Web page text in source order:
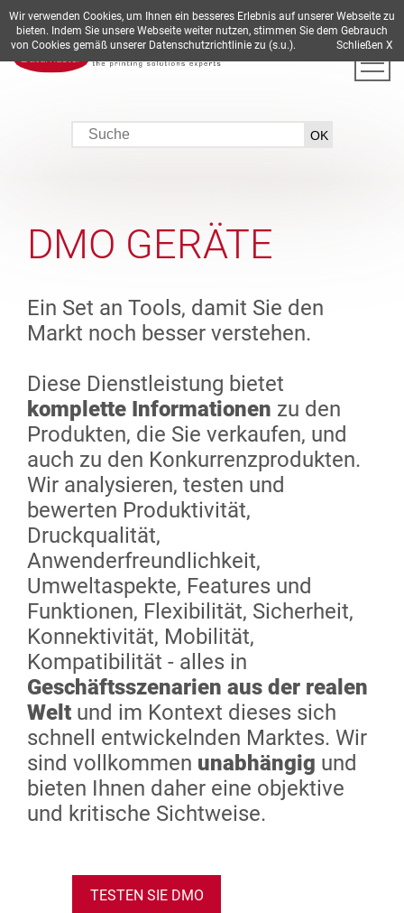
DE EN ES FR IT
DMO GERÄTE
Ein Set an Tools, damit Sie den
Markt noch besser verstehen.
Diese Dienstleistung bietet
komplette Informationen zu den
Produkten, die Sie verkaufen, und
auch zu den Konkurrenzprodukten.
Wir analysieren, testen und
bewerten Produktivität,
Druckqualität,
Anwenderfreundlichkeit,
Umweltaspekte, Features und
Funktionen, Flexibilität, Sicherheit,
Konnektivität, Mobilität,
Kompatibilität - alles in
Geschäftsszenarien aus der realen
Welt und im Kontext dieses sich
schnell entwickelnden Marktes. Wir
sind vollkommen unabhängig und
bieten Ihnen daher eine objektive
und kritische Sichtweise.
TESTEN SIE DMO
Wir verwenden Cookies, um Ihnen ein besseres Erlebnis auf unserer Webseite zu
bieten. Indem Sie unsere Webseite weiter nutzen, stimmen Sie dem Gebrauch
von Cookies gemäß unserer Datenschutzrichtlinie zu (s.u.). Schließen X